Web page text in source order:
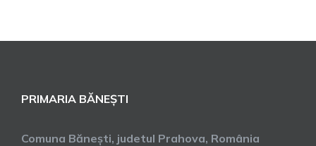
PRIMARIA BĂNEȘTI
Comuna Bănești, judetul Prahova, România